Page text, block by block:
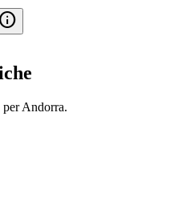
info
Andorra.